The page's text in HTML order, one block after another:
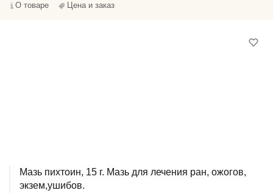
О товаре Цена и заказ
Мазь пихтоин, 15 г. Мазь для лечения ран, ожогов,
экзем,ушибов.